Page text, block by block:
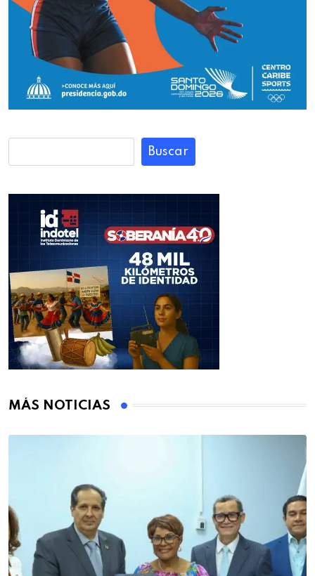
Buscar
MÁS NOTICIAS